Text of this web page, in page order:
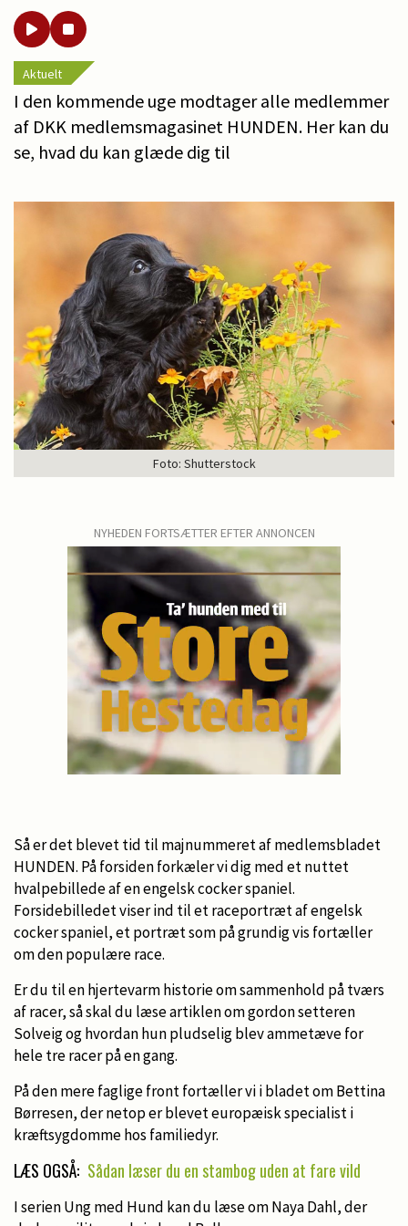
Aktuelt
I den kommende uge modtager alle medlemmer
af DKK medlemsmagasinet HUNDEN. Her kan du
se, hvad du kan glæde dig til
Foto: Shutterstock
NYHEDEN FORTSÆTTER EFTER ANNONCEN
Så er det blevet tid til majnummeret af medlemsbladet
HUNDEN. På forsiden forkæler vi dig med et nuttet
hvalpebillede af en engelsk cocker spaniel.
Forsidebilledet viser ind til et raceportræt af engelsk
cocker spaniel, et portræt som på grundig vis fortæller
om den populære race.
Er du til en hjertevarm historie om sammenhold på tværs
af racer, så skal du læse artiklen om gordon setteren
Solveig og hvordan hun pludselig blev ammetæve for
hele tre racer på en gang.
På den mere faglige front fortæller vi i bladet om Bettina
Børresen, der netop er blevet europæisk specialist i
kræftsygdomme hos familiedyr.
LÆS OGSÅ: Sådan læser du en stambog uden at fare vild
I serien Ung med Hund kan du læse om Naya Dahl, der